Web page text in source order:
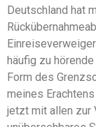
Deutschland hat
häufig zu
Form des
meines
jetzt mit allen zur